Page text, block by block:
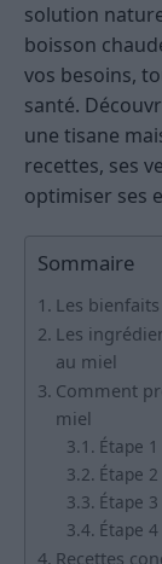
solution
boisson
vos besoins,
santé.
une tisane
recettes, ses
optimiser ses
Sommaire
Les
Les
au miel
Comment
miel
Étape
Étape
Étape
Étape
Recettes